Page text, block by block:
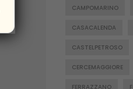
CAMPOMARINO
CASACALENDA
CASTELPETROSO
CERCEMAGGIORE
FERRAZZANO